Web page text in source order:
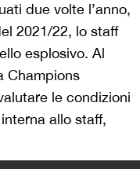
due volte l’anno,
2021/22, lo staff
esplosivo. Al
Champions
le condizioni
allo staff,